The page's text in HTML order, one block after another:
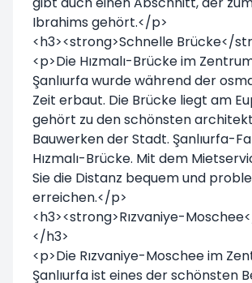
Ibrahims gehört.</p>
<h3><strong>Schnelle Brücke</
<p>Die Hızmalı-Brücke im
Şanlıurfa wurde während der
Zeit erbaut. Die Brücke liegt am
gehört zu den schönsten
Bauwerken der Stadt. Şanlıurfa-
Hızmalı-Brücke. Mit dem
Sie die Distanz bequem und
erreichen.</p>
<h3><strong>Rızvaniye-
</h3>
<p>Die Rızvaniye-Moschee im
Şanlıurfa ist eines der schönsten